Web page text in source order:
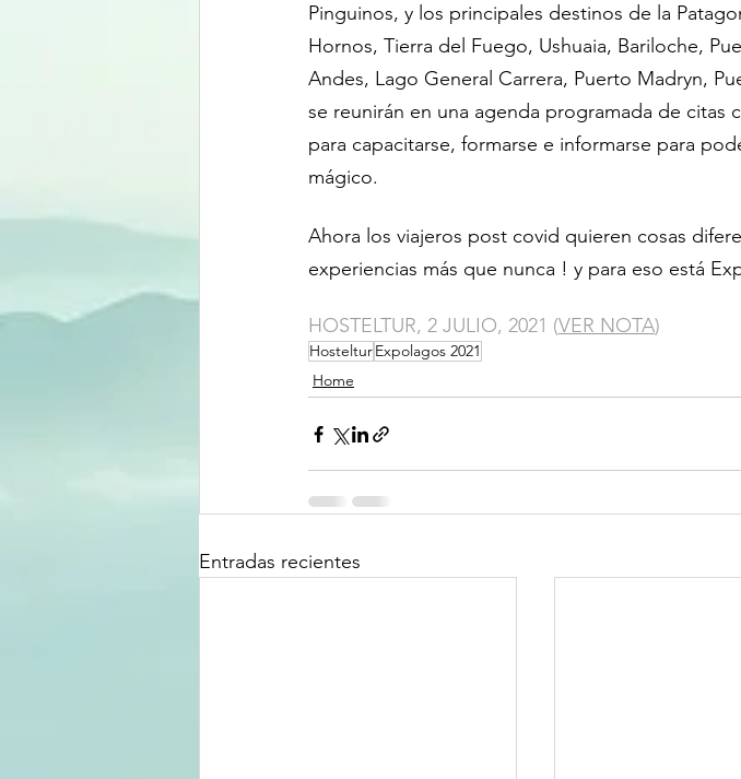
Pinguinos, y los principales destinos de la
Hornos, Tierra del Fuego, Ushuaia, Bariloche,
Andes, Lago General Carrera, Puerto Madryn,
se reunirán en una agenda programada de citas
para capacitarse, formarse e informarse para
mágico.
Ahora los viajeros post covid quieren cosas
experiencias más que nunca ! y para eso está
HOSTELTUR, 2 JULIO, 2021 (VER NOTA)
HostelturExpolagos 2021
Home
Entradas recientes